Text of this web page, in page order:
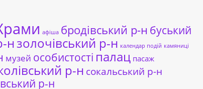
афіша бродівський р-н буський
нзолочівський р-н календар подій камяниці
музей особистості палац пасаж
р-н сокальський р-н
р-н